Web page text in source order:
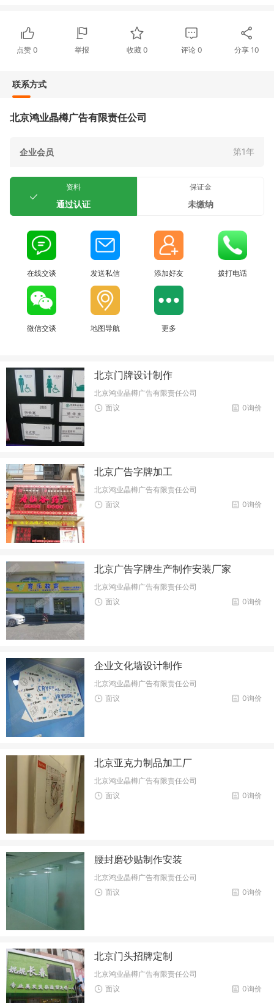
点赞0 举报 收藏 0 评论0 分享 10
联系方式
北京鸿业晶樽广告有限责任公司
企业会员 第1年
资料
通过认证
保证金
未缴纳
在线交谈 发送私信 添加好友 拨打电话
微信交谈 地图导航 更多
北京门牌设计制作
北京鸿业晶樽广告有限责任公司
0询价
面议
北京广告字牌加工
北京鸿业晶樽广告有限责任公司
0询价
面议
北京广告字牌生产制作安装厂家
北京鸿业晶樽广告有限责任公司
0询价
面议
企业文化墙设计制作
北京鸿业晶樽广告有限责任公司
0询价
面议
北京亚克力制品加工厂
北京鸿业晶樽广告有限责任公司
0询价
面议
腰封磨砂贴制作安装
北京鸿业晶樽广告有限责任公司
0询价
面议
北京门头招牌定制
北京鸿业晶樽广告有限责任公司
0询价
面议